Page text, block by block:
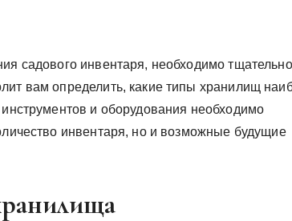
садового инвентаря, необходимо тщательно
вам определить, какие типы хранилищ
и оборудования необходимо
инвентаря, но и возможные будущие